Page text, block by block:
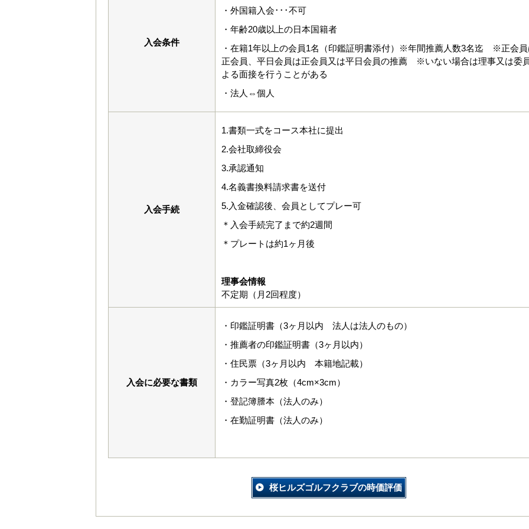
入会条件
・外国籍入会･･･不可
・年齢20歳以上の日本国籍者
・在籍1年以上の会員1名（印鑑証明書添付）※年間推薦人数3名迄 ※正会
正会員、平日会員は正会員又は平日会員の推薦 ※いない場合は理事又は委
よる面接を行うことがある
・法人⇔個人
入会手続
1.書類一式をコース本社に提出
2.会社取締役会
3.承認通知
4.名義書換料請求書を送付
5.入金確認後、会員としてプレー可
＊入会手続完了まで約2週間
＊プレートは約1ヶ月後
理事会情報
不定期（月2回程度）
入会に必要な書類
・印鑑証明書（3ヶ月以内 法人は法人のもの）
・推薦者の印鑑証明書（3ヶ月以内）
・住民票（3ヶ月以内 本籍地記載）
・カラー写真2枚（4cm×3cm）
・登記簿謄本（法人のみ）
・在勤証明書（法人のみ）
桜ヒルズゴルフクラブの時価評価